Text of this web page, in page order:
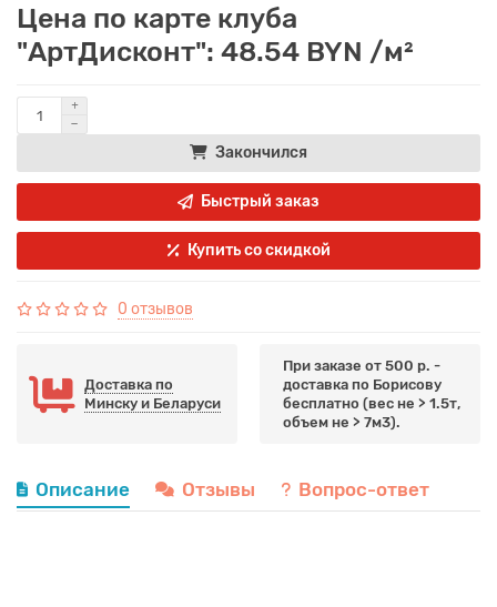
Цена по карте клуба
"АртДисконт": 48.54 BYN /м²
Закончился
Быстрый заказ
Купить со скидкой
0 отзывов
Доставка по
Минску и Беларуси
При заказе от 500 р. -
доставка по Борисову
бесплатно (вес не > 1.5т,
объем не > 7м3).
Описание Отзывы Вопрос-ответ